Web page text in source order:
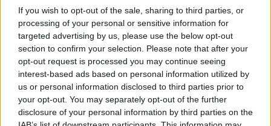
If you wish to opt-out of the sale, sharing to third parties, or
processing of your personal or sensitive information for
targeted advertising by us, please use the below opt-out
section to confirm your selection. Please note that after your
opt-out request is processed you may continue seeing
interest-based ads based on personal information utilized by
us or personal information disclosed to third parties prior to
your opt-out. You may separately opt-out of the further
disclosure of your personal information by third parties on the
«Σείριος»
9 Αυγούστου, 2026
Τραγωδία στα Μάλια: Νεκρός 64χρονος στη θάλασσα
9 Αυγούστου, 2026
Ριπές ανέμου έως 110 χλμ/ώρα στην Κρήτη -Στο «κόκκινο»
μέχρι την Τετάρτη